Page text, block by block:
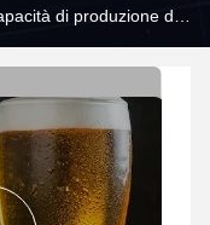
di produzione di